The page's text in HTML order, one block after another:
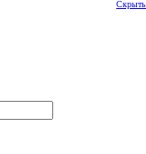
Скрыть